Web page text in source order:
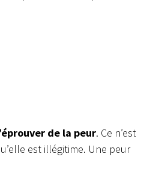
de la peur. Ce n’est
est illégitime. Une peur